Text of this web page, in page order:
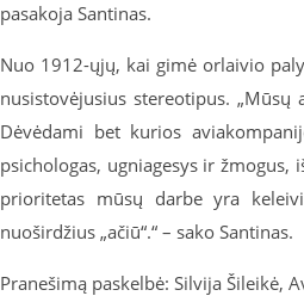
pasakoja Santinas.
Nuo 1912-ųjų, kai gimė orlaivio
nusistovėjusius stereotipus.
Dėvėdami bet kurios
psichologas, ugniagesys ir
prioritetas mūsų darbe yra
nuoširdžius „ačiū“.“ – sako Santinas.
Pranešimą paskelbė: Silvija Šileikė,